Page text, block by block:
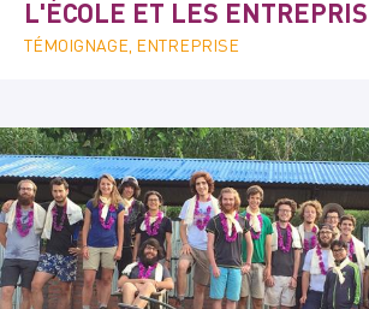
L'ÉCOLE ET LES
TÉMOIGNAGE, ENTREPRISE